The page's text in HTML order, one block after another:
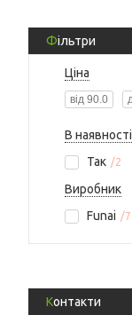
Фільтри
Ціна
В наявності
Так
2
Виробник
Funai
7
Контакти